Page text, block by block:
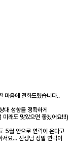
마음에 전화드렸습니다..
대 성향를 정확하게
미래도 맞았으면 좋겠어요!!!)
5월 안으로 연락이 온다고
요... 선생님 정말 연락이